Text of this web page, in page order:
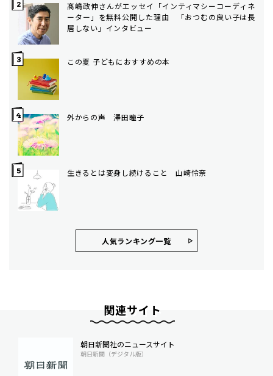
髙嶋政伸さんがエッセイ「インティマシーコーディネ
ーター」を無料公開した理由 「おつむの良い子は長
居しない」インタビュー
この夏 子どもにおすすめの本
外からの声 澤田瞳子
生きるとは変身し続けること 山崎怜奈
人気ランキング⼀覧
関連サイト
朝日新聞社のニュースサイト
朝日新聞（デジタル版）